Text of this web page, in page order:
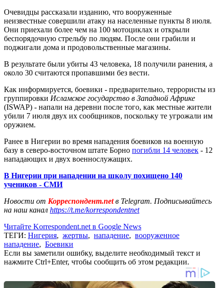
Очевидцы рассказали изданию, что вооруженные
неизвестные совершили атаку на населенные пункты 8 июля.
Они приехали более чем на 100 мотоциклах и открыли
беспорядочную стрельбу по людям. После они грабили и
поджигали дома и продовольственные магазины.
В результате были убиты 43 человека, 18 получили ранения, а
около 30 считаются пропавшими без вести.
Как информируется, боевики - предварительно, террористы из
группировки Исламское государство в Западной Африке
(ISWAP) - напали на деревни после того, как местные жители
убили 7 июля двух их сообщников, поскольку те угрожали им
оружием.
Ранее в Нигерии во время нападения боевиков на военную
базу в северо-восточном штате Борно погибли 14 человек - 12
нападающих и двух военнослужащих.
В Нигерии при нападении на школу похищено 140
учеников - СМИ
Новости от Корреспондент.netв Telegram. Подписывайтесь
на наш канал https://t.me/korrespondentnet
Читайте Korrespondent.net в Google News
ТЕГИ: Нигерия, жертвы, нападение, вооруженное
нападение, Боевики
Если вы заметили ошибку, выделите необходимый текст и
нажмите Ctrl+Enter, чтобы сообщить об этом редакции.